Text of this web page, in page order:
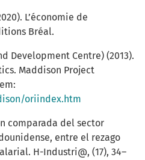
L’économie de
Bréal.
Development Centre) (2013).
Maddison Project
oriindex.htm
comparada del sector
entre el rezago
H-Industri@, (17), 34–